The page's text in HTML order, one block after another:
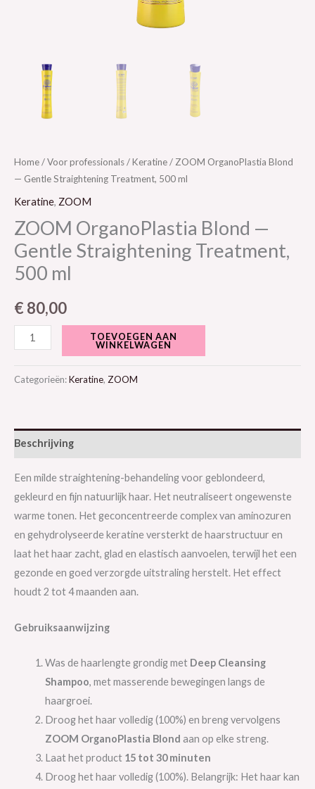
Home/Voor professionals/Keratine/ ZOOM OrganoPlastia Blond
— Gentle Straightening Treatment, 500 ml
Keratine, ZOOM
ZOOM OrganoPlastia Blond —
Gentle Straightening Treatment,
500 ml
€ 80,00
TOEVOEGEN AAN
WINKELWAGEN
Categorieën:Keratine, ZOOM
Beschrijving
Een milde straightening-behandeling voor geblondeerd,
gekleurd en fijn natuurlijk haar. Het neutraliseert ongewenste
warme tonen. Het geconcentreerde complex van aminozuren
en gehydrolyseerde keratine versterkt de haarstructuur en
laat het haar zacht, glad en elastisch aanvoelen, terwijl het een
gezonde en goed verzorgde uitstraling herstelt. Het effect
houdt 2 tot 4 maanden aan.
Gebruiksaanwijzing
Was de haarlengte grondig met Deep Cleansing
Shampoo, met masserende bewegingen langs de
haargroei.
Droog het haar volledig (100%) en breng vervolgens
ZOOM OrganoPlastia Blond aan op elke streng.
Laat het product 15 tot 30 minuten
Droog het haar volledig (100%). Belangrijk: Het haar kan